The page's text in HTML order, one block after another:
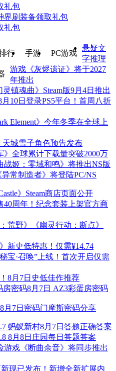
礼包
界刷装备领取礼包
礼包
行 手游 PC游戏
悬疑文
字推理
游戏《灰烬遗证》将于2027
年推出
镇魂曲》Steam版9月4日推出
月10日登录PS5平台！首周八折
Element》今年冬季在全球上
天城雪子角色预告发布
》全球累计下载量突破2000万
姬：零域和鸣》将推出NS版
常制造者》将登陆PC/NS
》Steam商店页面公开
40周年！纪念套装上架官方商
荒野》《幽灵行动：断点》
新史低特惠！仅需¥14.74
宝·召唤”上线！首次开启仅需
8月7日史低佳作推荐
密码8月7日 AZ3彩蛋房密码
月7日密码门摩斯密码分享
蚂蚁新村8月7日答题正确答案
8月8日庄园每日答题答案
游戏《断曲余音》将同步推出
新现已发布！新增全新扩展内